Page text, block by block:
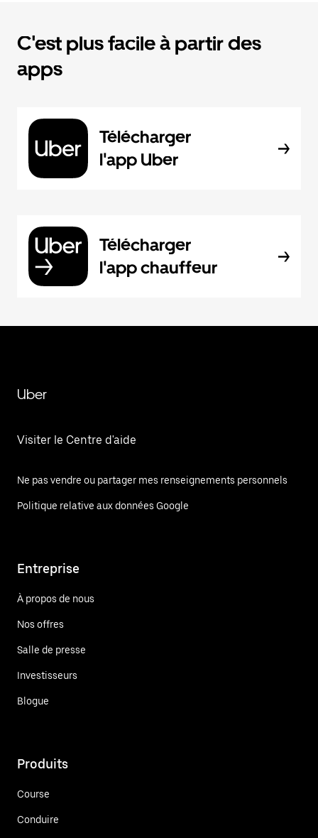
C'est plus facile à partir des
apps
Télécharger
l'app Uber
Télécharger
l'app chauffeur
Uber
Visiter le Centre d'aide
Ne pas vendre ou partager mes renseignements personnels
Politique relative aux données Google
Entreprise
À propos de nous
Nos offres
Salle de presse
Investisseurs
Blogue
Produits
Course
Conduire